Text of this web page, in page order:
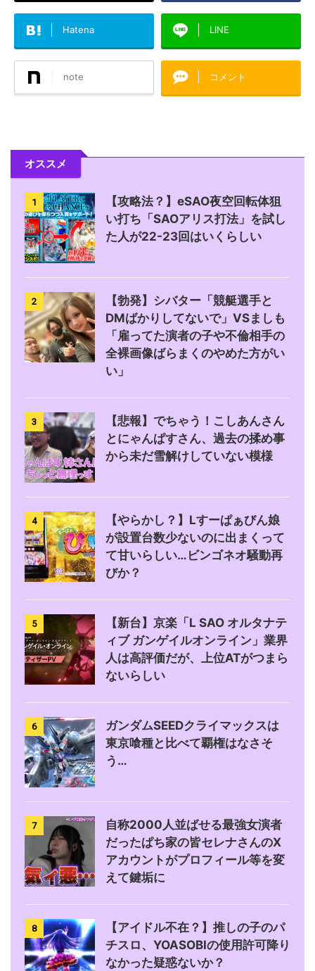
Hatena LINE
note コメント
オススメ
1
【攻略法？】eSAO夜空回転体狙
い打ち「SAOアリス打法」を試し
た人が22-23回はいくらしい
2
【勃発】シバター「競艇選手と
DMばかりしてないで」VSましも
「雇ってた演者の子や不倫相手の
全裸画像ばらまくのやめた方がい
い」
3
【悲報】でちゃう！こしあんさん
とにゃんぱすさん、過去の揉め事
から未だ雪解けしていない模様
4
【やらかし？】Lすーぱぁびん娘
が設置台数少ないのに出まくって
て甘いらしい…ビンゴネオ騒動再
びか？
5
【新台】京楽「L SAO オルタナテ
ィブ ガンゲイルオンライン」業界
人は高評価だが、上位ATがつまら
ないらしい
6
ガンダムSEEDクライマックスは
東京喰種と比べて覇権はなさそ
う…
7
自称2000人並ばせる最強女演者
だったぱち家の皆セレナさんのX
アカウントがプロフィール等を変
えて鍵垢に
8
【アイドル不在？】推しの子のパ
チスロ、YOASOBIの使用許可降り
なかった疑惑ないか？